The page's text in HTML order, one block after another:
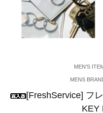
MEN'S
MENS
[FreshService] フ
KEY